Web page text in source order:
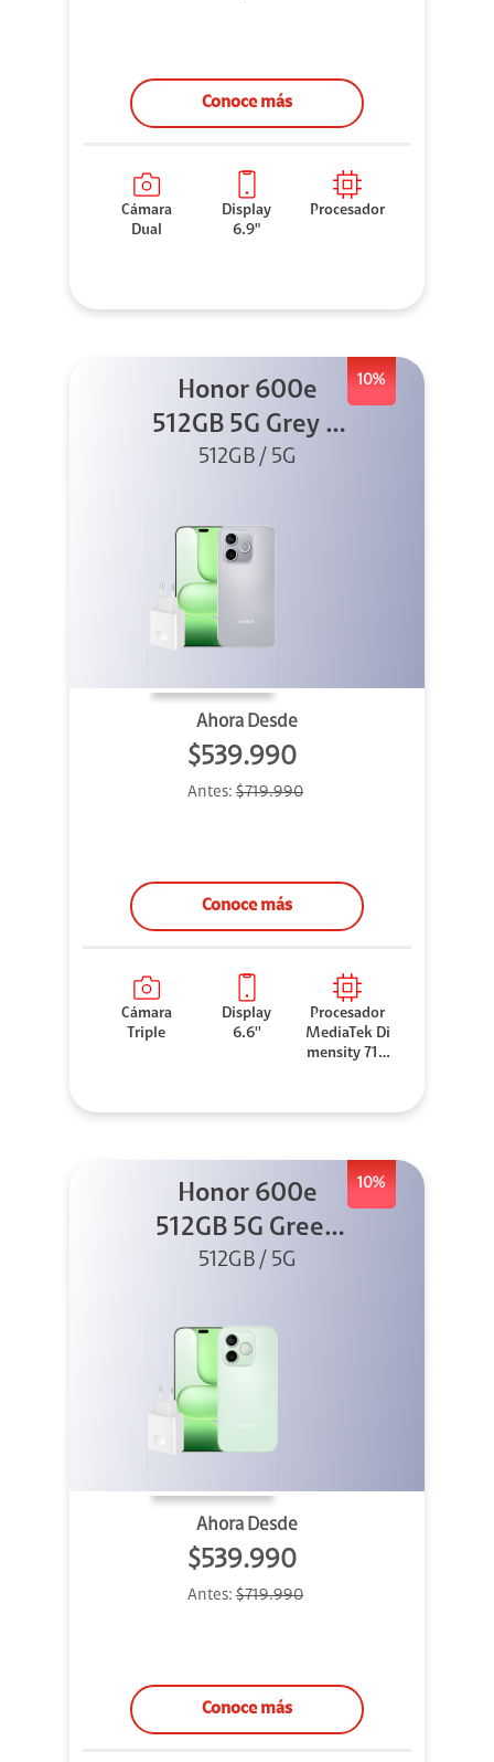
Conoce más
Cámara
Dual
Display
6.9"
Procesador
10%
Honor 600e
512GB 5G Grey +
45W
512GB / 5G
Ahora Desde
$539.990
Antes: $719.990
Conoce más
Cámara
Triple
Display
6.6''
Procesador
MediaTek Di
mensity 710
10%
Honor 600e
512GB 5G Green
+ 45W
512GB / 5G
Ahora Desde
$539.990
Antes: $719.990
Conoce más